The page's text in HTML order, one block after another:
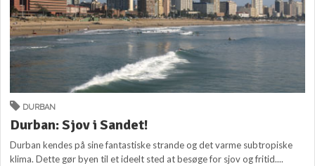
DURBAN
Durban: Sjov i Sandet!
Durban kendes på sine fantastiske strande og det varme subtropiske
klima. Dette gør byen til et ideelt sted at besøge for sjov og fritid....